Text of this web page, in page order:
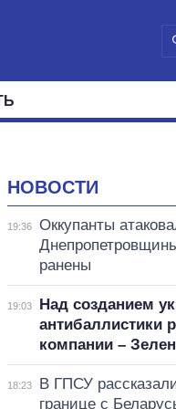
НОВОСТИ
19:36
Оккупанты
ранены
19:03
Над созданием
антибаллистики
компании –
18:23
В ГПСУ
границе с